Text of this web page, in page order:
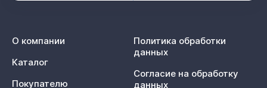
О компании
Каталог
Покупателю
Политика обработки
данных
Согласие на обработку
данных